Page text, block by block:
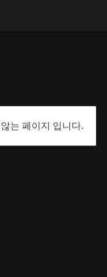
는 페이지 입니다.